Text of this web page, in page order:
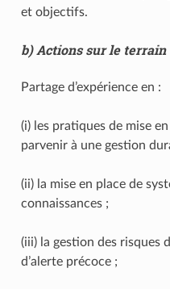
et objectifs.
b) Actions sur le terrain
Partage d’expérience en :
(i) les pratiques de mise
parvenir à une gestion
(ii) la mise en place de
connaissances ;
(iii) la gestion des risques
d’alerte précoce ;